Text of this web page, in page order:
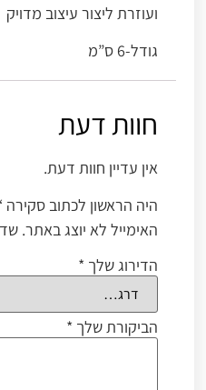
ועוזרת ליצור עיצוב מדויק
גודל-6 ס”מ
חוות דעת
אין עדיין חוות דעת.
היה הראשון לכתוב סקירה
האימייל לא יוצג באתר.
הדירוג שלך *
הביקורת שלך *